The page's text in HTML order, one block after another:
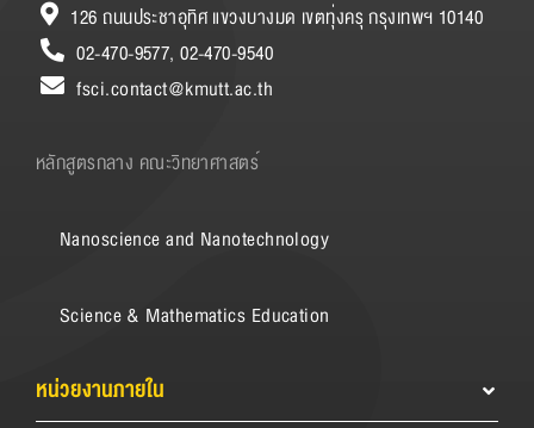
126 ถนนประชาอุทิศ แขวงบางมด เขตทุ่งครุ กรุงเทพฯ 10140
02-470-9577, 02-470-9540
fsci.contact@kmutt.ac.th
หลักสูตรกลาง คณะวิทยาศาสตร์
Nanoscience and Nanotechnology
Science & Mathematics Education
หน่วยงานภายใน